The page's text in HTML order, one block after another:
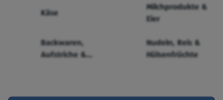
Käse
Milchprodukte &
Eier
Backwaren,
Aufstriche &
Nudeln, Reis &
Hülsenfrüchte